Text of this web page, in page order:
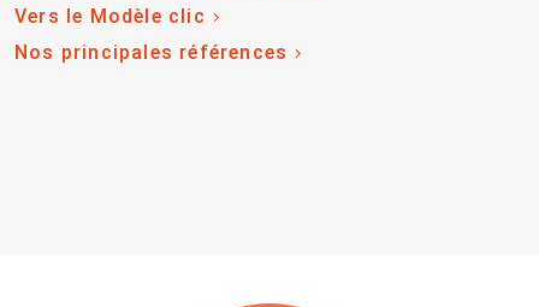
Vers le Modèle clic
Nos principales références